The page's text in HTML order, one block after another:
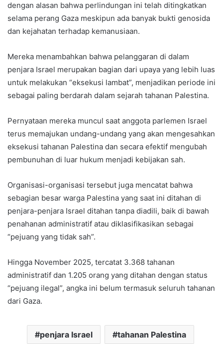
dengan alasan bahwa perlindungan ini telah ditingkatkan
selama perang Gaza meskipun ada banyak bukti genosida
dan kejahatan terhadap kemanusiaan.
Mereka menambahkan bahwa pelanggaran di dalam
penjara Israel merupakan bagian dari upaya yang lebih luas
untuk melakukan “eksekusi lambat”, menjadikan periode ini
sebagai paling berdarah dalam sejarah tahanan Palestina.
Pernyataan mereka muncul saat anggota parlemen Israel
terus memajukan undang-undang yang akan mengesahkan
eksekusi tahanan Palestina dan secara efektif mengubah
pembunuhan di luar hukum menjadi kebijakan sah.
Organisasi-organisasi tersebut juga mencatat bahwa
sebagian besar warga Palestina yang saat ini ditahan di
penjara-penjara Israel ditahan tanpa diadili, baik di bawah
penahanan administratif atau diklasifikasikan sebagai
“pejuang yang tidak sah”.
Hingga November 2025, tercatat 3.368 tahanan
administratif dan 1.205 orang yang ditahan dengan status
“pejuang ilegal”, angka ini belum termasuk seluruh tahanan
dari Gaza.
penjara Israel tahanan Palestina